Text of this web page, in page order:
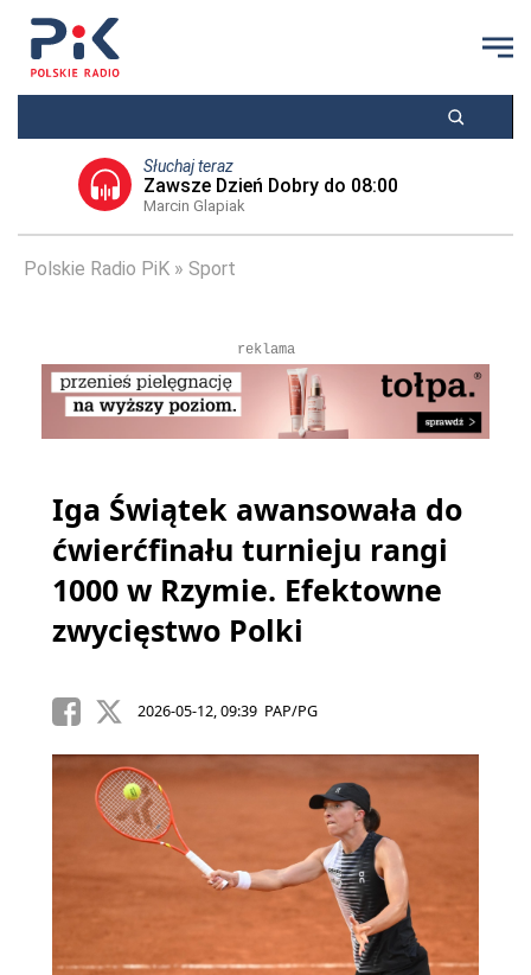
Słuchaj teraz
Zawsze Dzień Dobry do 08:00
Marcin Glapiak
Polskie Radio PiK Sport
reklama
Iga Świątek awansowała do
ćwierćfinału turnieju rangi
1000 w Rzymie. Efektowne
zwycięstwo Polki
2026-05-12, 09:39 PAP/PG